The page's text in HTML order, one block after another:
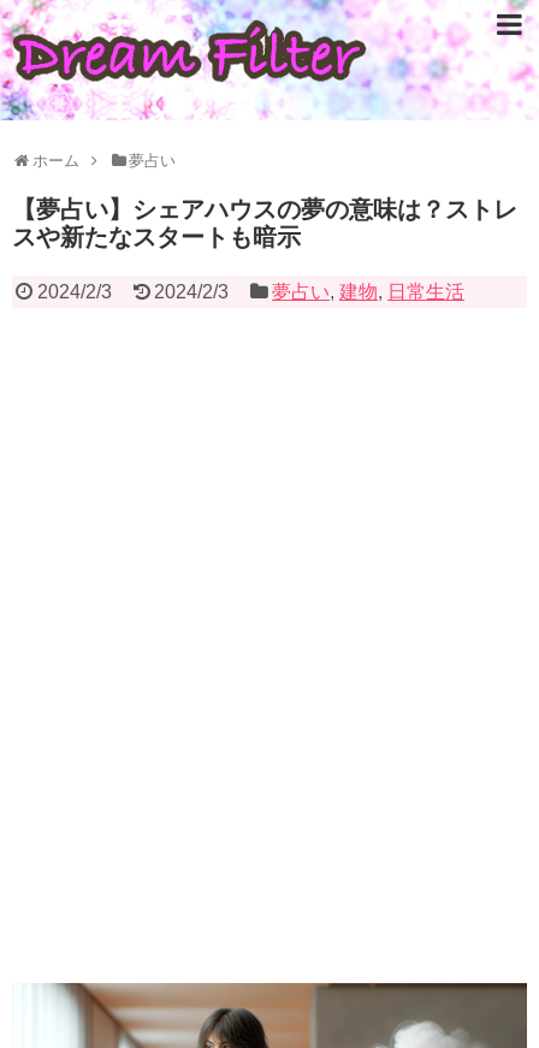
ホーム 夢占い
【夢占い】シェアハウスの夢の意味は？ストレ
スや新たなスタートも暗示
2024/2/3 2024/2/3 夢占い,建物, 日常生活